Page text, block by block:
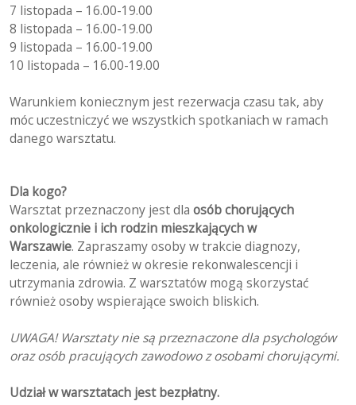
7 listopada – 16.00-19.00
8 listopada – 16.00-19.00
9 listopada – 16.00-19.00
10 listopada – 16.00-19.00
Warunkiem koniecznym jest rezerwacja czasu tak, aby
móc uczestniczyć we wszystkich spotkaniach w ramach
danego warsztatu.
Dla kogo?
Warsztat przeznaczony jest dlaosób chorujących
onkologicznie i ich rodzin mieszkających w
Warszawie. Zapraszamy osoby w trakcie diagnozy,
leczenia, ale również w okresie rekonwalescencji i
utrzymania zdrowia. Z warsztatów mogą skorzystać
również osoby wspierające swoich bliskich.
UWAGA! Warsztaty nie są przeznaczone dla psychologów
oraz osób pracujących zawodowo z osobami chorującymi.
Udział w warsztatach jest bezpłatny.